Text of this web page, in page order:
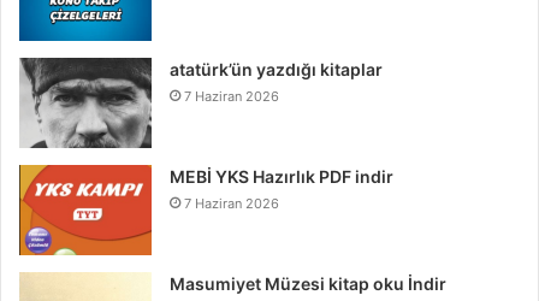
atatürk’ün yazdığı kitaplar
7 Haziran 2026
MEBİ YKS Hazırlık PDF indir
7 Haziran 2026
Masumiyet Müzesi kitap oku İndir